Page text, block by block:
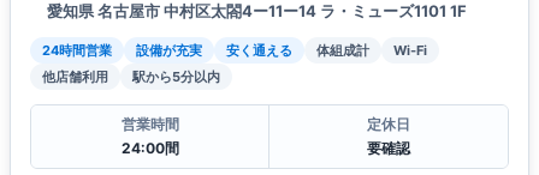
愛知県 名古屋市 中村区太閤4ー11ー14 ラ・ミューズ1101 1F
24時間営業 設備が充実 安く通える 体組成計
Wi-Fi
他店舗利用
駅から5分以内
営業時間
24:00間
定休日
要確認